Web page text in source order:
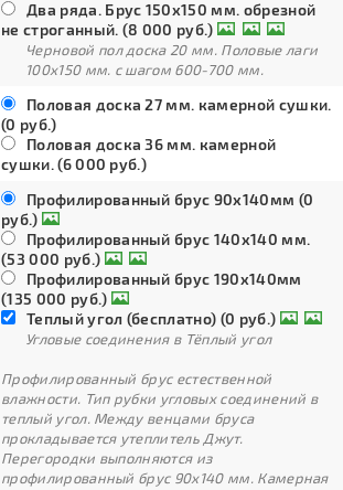
Два ряда. Брус 150х150 мм. обрезной
не строганный. (8 000 руб.)
Черновой пол доска 20 мм. Половые лаги
100х150 мм. с шагом 600-700 мм.
Половая доска 27 мм. камерной сушки.
(0 руб.)
Половая доска 36 мм. камерной
сушки. (6 000 руб.)
Профилированный брус 90х140мм (0
руб.)
Профилированный брус 140х140 мм.
(53 000 руб.)
Профилированный брус 190х140мм
(135 000 руб.)
Теплый угол (бесплатно) (0 руб.)
Угловые соединения в Тёплый угол
Профилированный брус естественной
влажности. Тип рубки угловых соединений в
теплый угол. Между венцами бруса
прокладывается утеплитель Джут.
Перегородки выполняются из
профилированный брус 90х140 мм. Камерная